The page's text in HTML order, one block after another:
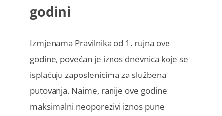
godini
Izmjenama Pravilnika od 1. rujna ove
godine, povećan je iznos dnevnica koje se
isplaćuju zaposlenicima za službena
putovanja. Naime, ranije ove godine
maksimalni neoporezivi iznos pune